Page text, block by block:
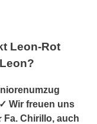
Leon-Rot
Wir freuen uns
Chirillo, auch